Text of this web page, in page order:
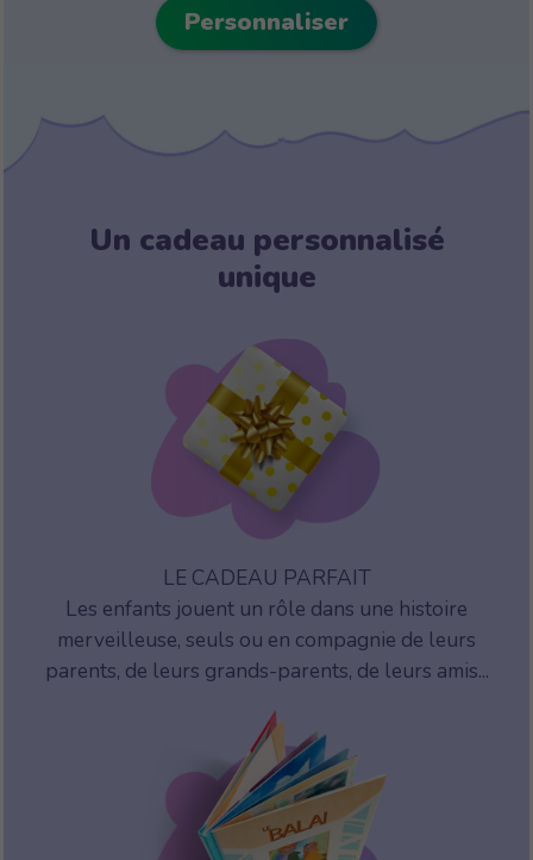
Personnaliser
Un cadeau personnalisé
unique
LE CADEAU PARFAIT
Les enfants jouent un rôle dans une histoire
merveilleuse, seuls ou en compagnie de leurs
parents, de leurs grands-parents, de leurs amis...